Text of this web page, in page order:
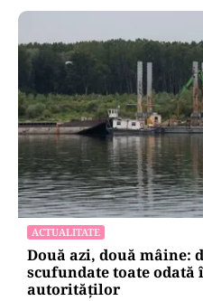
ACTUALITATE
Două azi, două mâine:
scufundate toate odată
autorităților